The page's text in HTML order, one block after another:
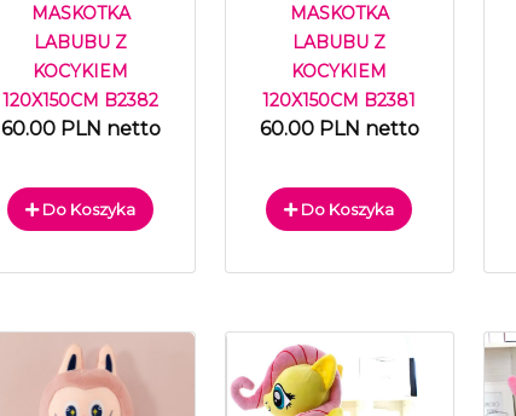
MASKOTKA
LABUBU Z
KOCYKIEM
120X150CM B2382
60.00 PLN netto
Do Koszyka
MASKOTKA
LABUBU Z
KOCYKIEM
120X150CM B2381
60.00 PLN netto
Do Koszyka